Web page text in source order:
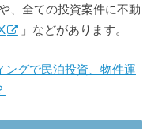
、全ての投資案件に不動
」などがあります。
ングで民泊投資、物件運